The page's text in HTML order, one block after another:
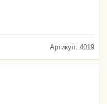
Артикул: 4019